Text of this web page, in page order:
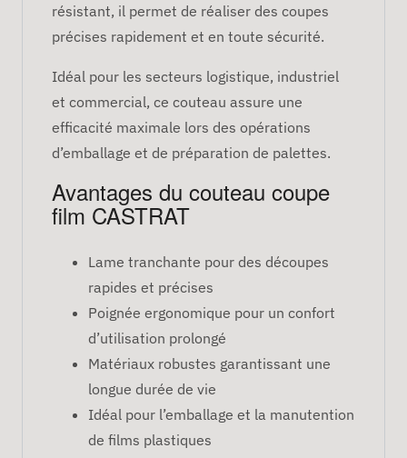
résistant, il permet de réaliser des coupes
précises rapidement et en toute sécurité.
Idéal pour les secteurs logistique, industriel
et commercial, ce couteau assure une
efficacité maximale lors des opérations
d’emballage et de préparation de palettes.
Avantages du couteau coupe
film CASTRAT
Lame tranchante pour des découpes
rapides et précises
Poignée ergonomique pour un confort
d’utilisation prolongé
Matériaux robustes garantissant une
longue durée de vie
Idéal pour l’emballage et la manutention
de films plastiques